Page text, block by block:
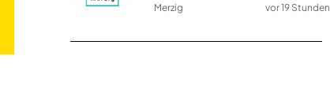
Merzig
vor 19 Stunden